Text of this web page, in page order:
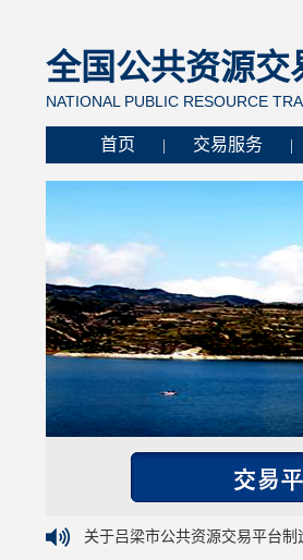
全国公共资源交
NATIONAL PUBLIC RESOURCE
首页 交易服务
关于吕梁市公共资源交易平台